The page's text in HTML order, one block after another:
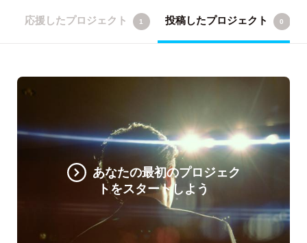
応援したプロジェクト 1 投稿したプロジェクト 0
あなたの最初のプロジェク
トをスタートしよう